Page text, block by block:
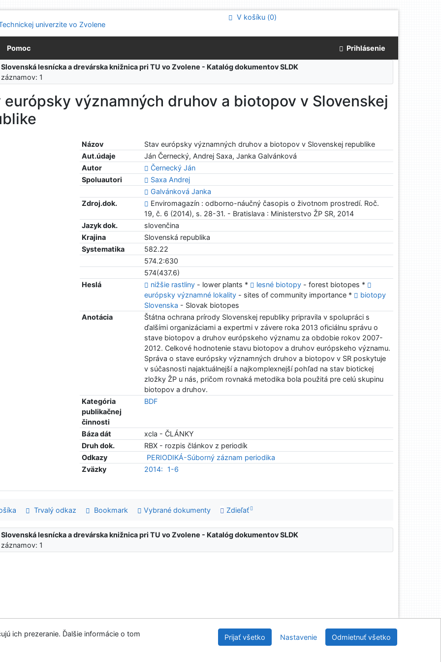
V košíku (0)
Pomoc Prihlásenie
Slovenská lesnícka a drevárska knižnica pri TU vo Zvolene - Katalóg dokumentov SLDK
1
európsky významných druhov a biotopov v Slovenskej
Názov
Stav európsky významných druhov a biotopov v Slovenskej republike
Aut.údaje
Ján Černecký, Andrej Saxa, Janka Galvánková
Autor
Černecký Ján
Spoluautori
Saxa Andrej
Galvánková Janka
Zdroj.dok.
Enviromagazín : odborno-náučný časopis o životnom prostredí. Roč.
19, č. 6 (2014), s. 28-31. - Bratislava : Ministerstvo ŽP SR, 2014
Jazyk dok.
slovenčina
Krajina
Slovenská republika
Systematika
582.22
574.2:630
574(437.6)
Heslá
nižšie rastliny - lower plants * lesné biotopy - forest biotopes *
európsky významné lokality - sites of community importance *
biotopy
Slovenska - Slovak biotopes
Anotácia
Štátna ochrana prírody Slovenskej republiky pripravila v spolupráci s
ďalšími organizáciami a expertmi v závere roka 2013 oficiálnu správu o
stave biotopov a druhov európskeho významu za obdobie rokov 2007-
2012. Celkové hodnotenie stavu biotopov a druhov európskeho významu.
Správa o stave európsky významných druhov a biotopov v SR poskytuje
v súčasnosti najaktuálnejší a najkomplexnejší pohľad na stav biotickej
zložky ŽP u nás, pričom rovnaká metodika bola použitá pre celú skupinu
biotopov a druhov.
Kategória
publikačnej
činnosti
BDF
Báza dát
xcla - ČLÁNKY
Druh dok.
RBX - rozpis článkov z periodík
Odkazy
PERIODIKÁ-Súborný záznam periodika
Zväzky
2014: 1-6
Trvalý odkaz Bookmark Vybrané dokumenty Zdieľať
Slovenská lesnícka a drevárska knižnica pri TU vo Zvolene - Katalóg dokumentov SLDK
1
Súkromie
Modul OpenSearch
Slovenská lesnícka a drevárska knižnica pri Technickej univerzite
vo Zvolene
ich prezeranie. Ďalšie informácie o tom Prijať všetko Nastavenie Odmietnuť všetko